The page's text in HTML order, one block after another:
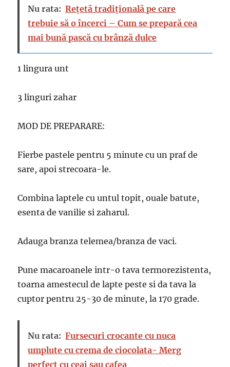
Nu rata: Rețetă tradițională pe care
trebuie să o încerci – Cum se prepară cea
mai bună pască cu brânză dulce
1 lingura unt
3 linguri zahar
MOD DE PREPARARE:
Fierbe pastele pentru 5 minute cu un praf de
sare, apoi strecoara-le.
Combina laptele cu untul topit, ouale batute,
esenta de vanilie si zaharul.
Adauga branza telemea/branza de vaci.
Pune macaroanele intr-o tava termorezistenta,
toarna amestecul de lapte peste si da tava la
cuptor pentru 25-30 de minute, la 170 grade.
Nu rata: Fursecuri crocante cu nuca
umplute cu crema de ciocolata- Merg
perfect cu ceai sau cafea